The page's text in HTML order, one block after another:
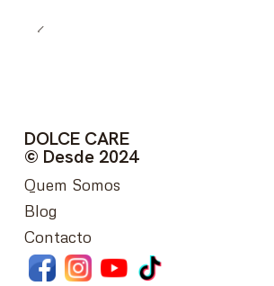
DOLCE CARE
© Desde 2024
Quem Somos
Blog
Contacto